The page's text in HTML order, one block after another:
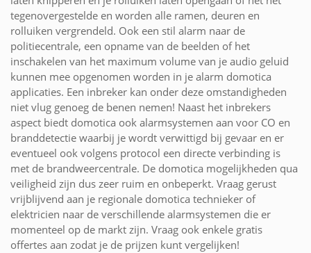
tegenovergestelde en worden alle ramen, deuren en
rolluiken vergrendeld. Ook een stil alarm naar de
politiecentrale, een opname van de beelden of het
inschakelen van het maximum volume van je audio geluid
kunnen mee opgenomen worden in je alarm domotica
applicaties. Een inbreker kan onder deze omstandigheden
niet vlug genoeg de benen nemen! Naast het inbrekers
aspect biedt domotica ook alarmsystemen aan voor CO en
branddetectie waarbij je wordt verwittigd bij gevaar en er
eventueel ook volgens protocol een directe verbinding is
met de brandweercentrale. De domotica mogelijkheden qua
veiligheid zijn dus zeer ruim en onbeperkt. Vraag gerust
vrijblijvend aan je regionale domotica technieker of
elektricien naar de verschillende alarmsystemen die er
momenteel op de markt zijn. Vraag ook enkele gratis
offertes aan zodat je de prijzen kunt vergelijken!